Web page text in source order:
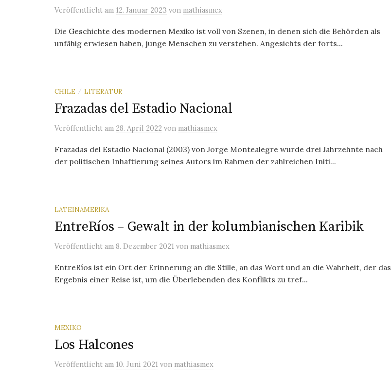
Veröffentlicht am 12. Januar 2023 von mathiasmex
Die Geschichte des modernen Mexiko ist voll von Szenen, in denen sich die Behörden als
unfähig erwiesen haben, junge Menschen zu verstehen. Angesichts der forts...
CHILE / LITERATUR
Frazadas del Estadio Nacional
Veröffentlicht am 28. April 2022 von mathiasmex
Frazadas del Estadio Nacional (2003) von Jorge Montealegre wurde drei Jahrzehnte nach
der politischen Inhaftierung seines Autors im Rahmen der zahlreichen Initi...
LATEINAMERIKA
EntreRíos – Gewalt in der kolumbianischen Karibik
Veröffentlicht am 8. Dezember 2021 von mathiasmex
EntreRíos ist ein Ort der Erinnerung an die Stille, an das Wort und an die Wahrheit, der das
Ergebnis einer Reise ist, um die Überlebenden des Konflikts zu tref...
MEXIKO
Los Halcones
Veröffentlicht am 10. Juni 2021 von mathiasmex